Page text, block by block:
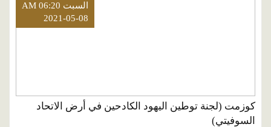
السبت AM 06:20
2021-05-08
كوزمت (لجنة توطين اليهود الكادحين في أرض الاتحاد
السوفيتي)